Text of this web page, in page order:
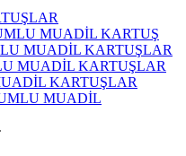
MUADİL KARTUŞ
MUADİL KARTUŞLAR
MUADİL KARTUŞLAR
KARTUŞLAR
MUADİL